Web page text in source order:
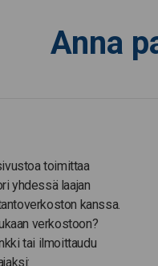
Anna
toimittaa
yhdessä laajan
kanssa.
verkostoon?
tai ilmoittaudu